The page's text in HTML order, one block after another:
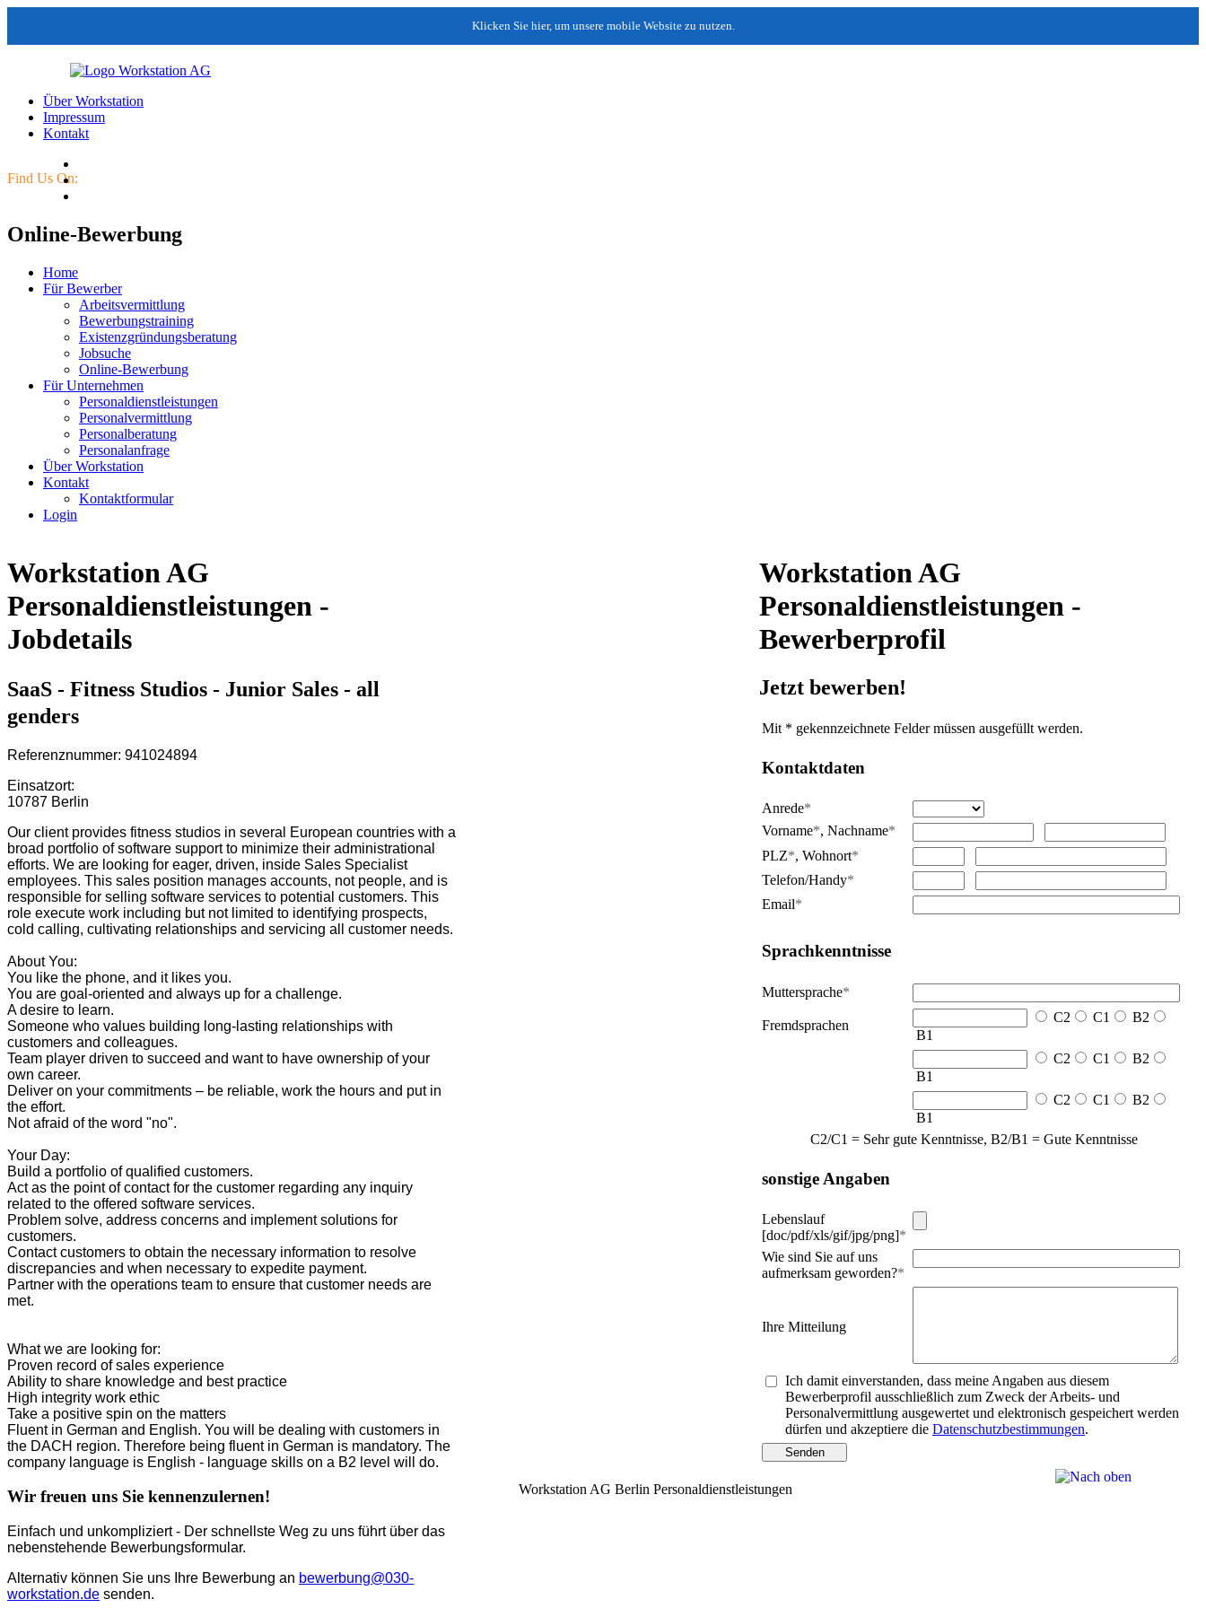
Klicken Sie hier, um unsere mobile Website zu nutzen.
Über Workstation
Impressum
Kontakt
Find Us On:
Online-Bewerbung
Home
Für Bewerber
Arbeitsvermittlung
Bewerbungstraining
Existenzgründungsberatung
Jobsuche
Online-Bewerbung
Für Unternehmen
Personaldienstleistungen
Personalvermittlung
Personalberatung
Personalanfrage
Über Workstation
Kontakt
Kontaktformular
Login
Workstation AG
Personaldienstleistungen -
Jobdetails
SaaS - Fitness Studios - Junior Sales - all
genders
Referenznummer: 941024894
Einsatzort:
10787 Berlin
Our client provides fitness studios in several European countries with a
broad portfolio of software support to minimize their administrational
efforts. We are looking for eager, driven, inside Sales Specialist
employees. This sales position manages accounts, not people, and is
responsible for selling software services to potential customers. This
role execute work including but not limited to identifying prospects,
cold calling, cultivating relationships and servicing all customer needs.
About You:
You like the phone, and it likes you.
You are goal-oriented and always up for a challenge.
A desire to learn.
Someone who values building long-lasting relationships with
customers and colleagues.
Team player driven to succeed and want to have ownership of your
own career.
Deliver on your commitments – be reliable, work the hours and put in
the effort.
Not afraid of the word "no".
Your Day:
Build a portfolio of qualified customers.
Act as the point of contact for the customer regarding any inquiry
related to the offered software services.
Problem solve, address concerns and implement solutions for
customers.
Contact customers to obtain the necessary information to resolve
discrepancies and when necessary to expedite payment.
Partner with the operations team to ensure that customer needs are
met.
What we are looking for:
Proven record of sales experience
Ability to share knowledge and best practice
High integrity work ethic
Take a positive spin on the matters
Fluent in German and English. You will be dealing with customers in
the DACH region. Therefore being fluent in German is mandatory. The
company language is English - language skills on a B2 level will do.
Wir freuen uns Sie kennenzulernen!
Einfach und unkompliziert - Der schnellste Weg zu uns führt über das
nebenstehende Bewerbungsformular.
Alternativ können Sie uns Ihre Bewerbung an bewerbung@030-
workstation.de senden.
Workstation AG
Personaldienstleistungen -
Bewerberprofil
Jetzt bewerben!
Mit * gekennzeichnete Felder müssen ausgefüllt werden.
Kontaktdaten
Anrede*
Vorname*, Nachname*
PLZ*, Wohnort*
Telefon/Handy*
Email*
Sprachkenntnisse
Muttersprache*
Fremdsprachen
C2 C1
B2
B1
C2
C1
B2
B1
C2
C1
B2
B1
C2/C1 = Sehr gute Kenntnisse, B2/B1 = Gute Kenntnisse
sonstige Angaben
Lebenslauf
[doc/pdf/xls/gif/jpg/png]*
Wie sind Sie auf uns
aufmerksam geworden?*
Ihre Mitteilung
Ich damit einverstanden, dass meine Angaben aus diesem
Bewerberprofil ausschließlich zum Zweck der Arbeits- und
Personalvermittlung ausgewertet und elektronisch gespeichert werden
dürfen und akzeptiere die Datenschutzbestimmungen.
Senden
Workstation AG Berlin Personaldienstleistungen